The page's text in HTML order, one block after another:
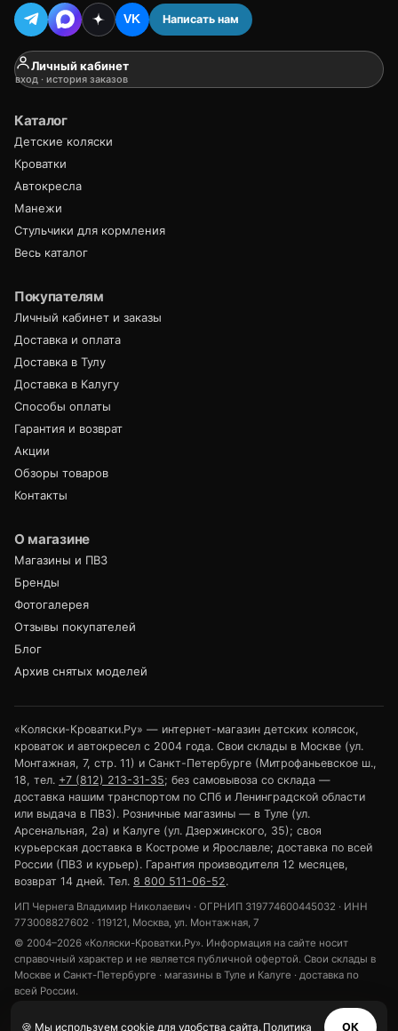
🍪 Мы используем cookie для удобства сайта. Политика ОК
VK Написать нам
Личный кабинет
вход · история заказов
Каталог
Детские коляски
Кроватки
Автокресла
Манежи
Стульчики для кормления
Весь каталог
Покупателям
Личный кабинет и заказы
Доставка и оплата
Доставка в Тулу
Доставка в Калугу
Способы оплаты
Гарантия и возврат
Акции
Обзоры товаров
Контакты
О магазине
Магазины и ПВЗ
Бренды
Фотогалерея
Отзывы покупателей
Блог
Архив снятых моделей
«Коляски-Кроватки.Ру» — интернет-магазин детских колясок,
кроваток и автокресел с 2004 года. Свои склады в Москве (ул.
Монтажная, 7, стр. 11) и Санкт-Петербурге (Митрофаньевское ш.,
18, тел. +7 (812) 213-31-35; без самовывоза со склада —
доставка нашим транспортом по СПб и Ленинградской области
или выдача в ПВЗ). Розничные магазины — в Туле (ул.
Арсенальная, 2а) и Калуге (ул. Дзержинского, 35); своя
курьерская доставка в Костроме и Ярославле; доставка по всей
России (ПВЗ и курьер). Гарантия производителя 12 месяцев,
возврат 14 дней. Тел. 8 800 511-06-52.
ИП Чернега Владимир Николаевич · ОГРНИП 319774600445032 · ИНН
773008827602 · 119121, Москва, ул. Монтажная, 7
© 2004–2026 «Коляски-Кроватки.Ру». Информация на сайте носит
справочный характер и не является публичной офертой. Свои склады в
Москве и Санкт-Петербурге · магазины в Туле и Калуге · доставка по
всей России.
Обработка персональных данных